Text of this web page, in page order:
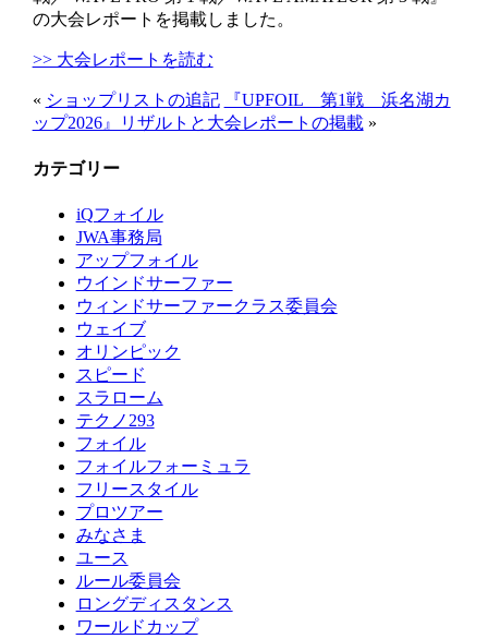
の大会レポートを掲載しました。
>> 大会レポートを読む
« ショップリストの追記
『UPFOIL 第1戦 浜名湖カ
ップ2026』リザルトと大会レポートの掲載»
カテゴリー
iQフォイル
JWA事務局
アップフォイル
ウインドサーファー
ウィンドサーファークラス委員会
ウェイブ
オリンピック
スピード
スラローム
テクノ293
フォイル
フォイルフォーミュラ
フリースタイル
プロツアー
みなさま
ユース
ルール委員会
ロングディスタンス
ワールドカップ